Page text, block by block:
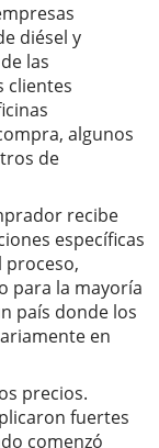
diésel y
las
clientes
algunos
de
recibe
específicas
proceso,
para la mayoría
país donde los
en
precios.
fuertes
comenzó